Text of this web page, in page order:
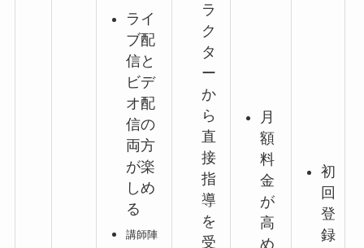
ライ
ブ配
信と
ビデ
オ配
信の
両方
が楽
しめ
る
講師陣
ラ
ク
タ
ー
か
ら
直
接
指
導
を
受
月
額
料
金
が
高
め
初
回
登
録